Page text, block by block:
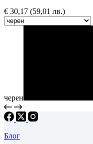
€ 30,17 (59,01 лв.)
черен
Блог